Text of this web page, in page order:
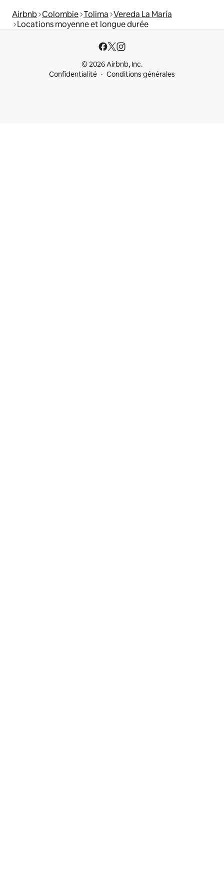
Airbnb Colombie Tolima Vereda La María
Locations moyenne et longue durée
© 2026 Airbnb, Inc.
Confidentialité
Conditions générales